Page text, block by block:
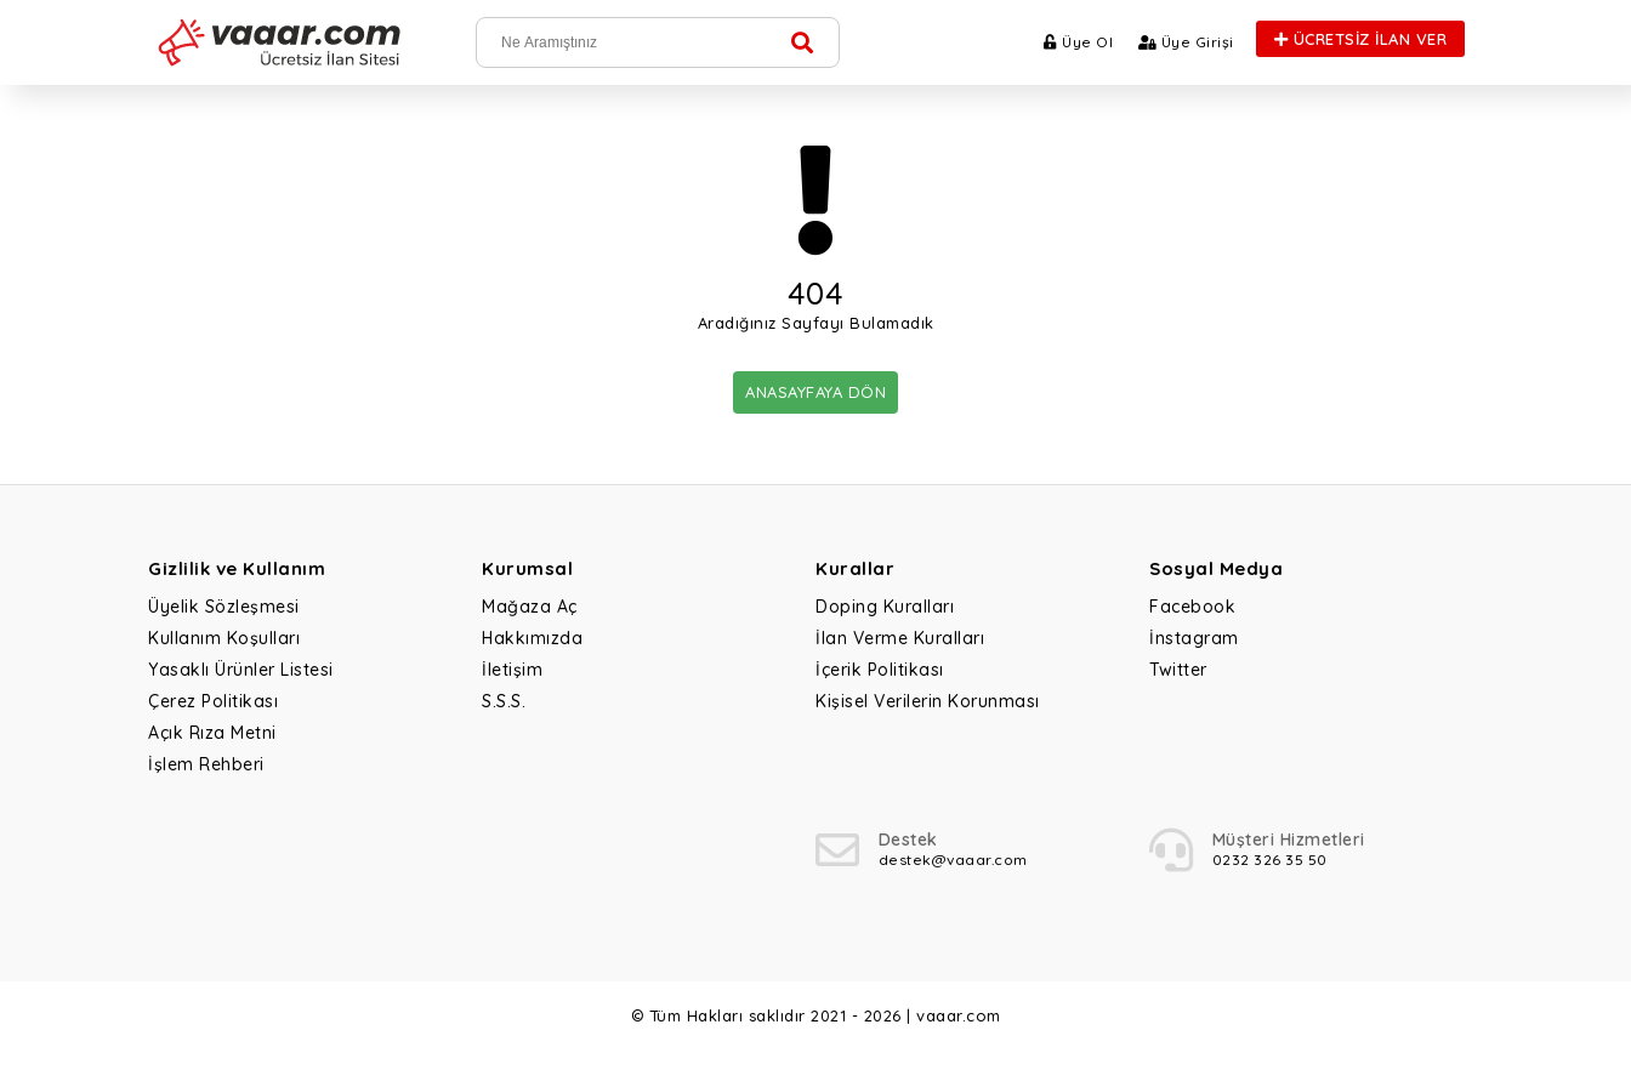
ÜCRETSİZ İLAN VER
Üye Ol Üye Girişi
404
Aradığınız Sayfayı Bulamadık
ANASAYFAYA DÖN
Gizlilik ve Kullanım
Üyelik Sözleşmesi
Kullanım Koşulları
Yasaklı Ürünler Listesi
Çerez Politikası
Açık Rıza Metni
İşlem Rehberi
Kurumsal
Mağaza Aç
Hakkımızda
İletişim
S.S.S.
Kurallar
Doping Kuralları
İlan Verme Kuralları
İçerik Politikası
Kişisel Verilerin Korunması
Sosyal Medya
Facebook
İnstagram
Twitter
Müşteri Hizmetleri
0232 326 35 50
Destek
destek@vaaar.com
© Tüm Hakları saklıdır 2021 - 2026 | vaaar.com